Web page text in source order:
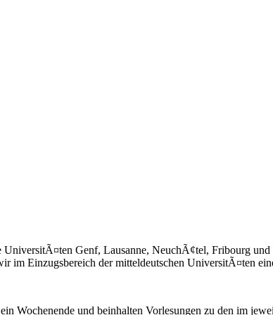
Genf, Lausanne, NeuchÃ¢tel, Fribourg
im Einzugsbereich der mitteldeutschen UniversitÃ¤ten
Wochenende und beinhalten Vorlesungen zu den im